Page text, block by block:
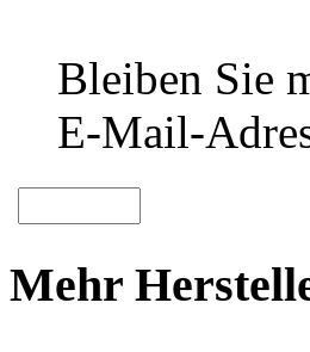
Bleiben Sie
E-Mail-
Mehr